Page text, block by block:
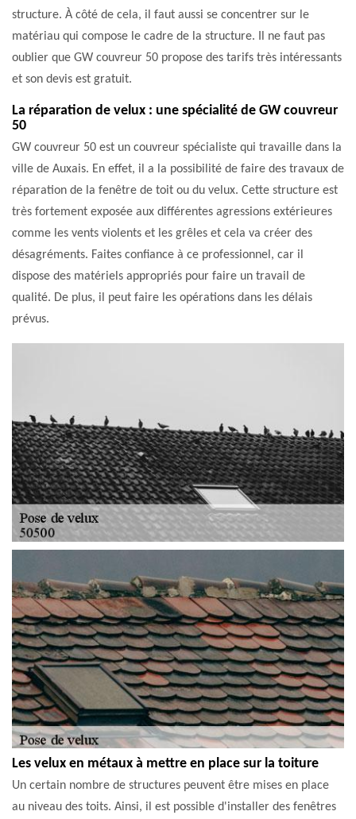
structure. À côté de cela, il faut aussi se concentrer sur le
matériau qui compose le cadre de la structure. Il ne faut pas
oublier que GW couvreur 50 propose des tarifs très intéressants
et son devis est gratuit.
La réparation de velux : une spécialité de GW couvreur
50
GW couvreur 50 est un couvreur spécialiste qui travaille dans la
ville de Auxais. En effet, il a la possibilité de faire des travaux de
réparation de la fenêtre de toit ou du velux. Cette structure est
très fortement exposée aux différentes agressions extérieures
comme les vents violents et les grêles et cela va créer des
désagréments. Faites confiance à ce professionnel, car il
dispose des matériels appropriés pour faire un travail de
qualité. De plus, il peut faire les opérations dans les délais
prévus.
Les velux en métaux à mettre en place sur la toiture
Un certain nombre de structures peuvent être mises en place
au niveau des toits. Ainsi, il est possible d'installer des fenêtres